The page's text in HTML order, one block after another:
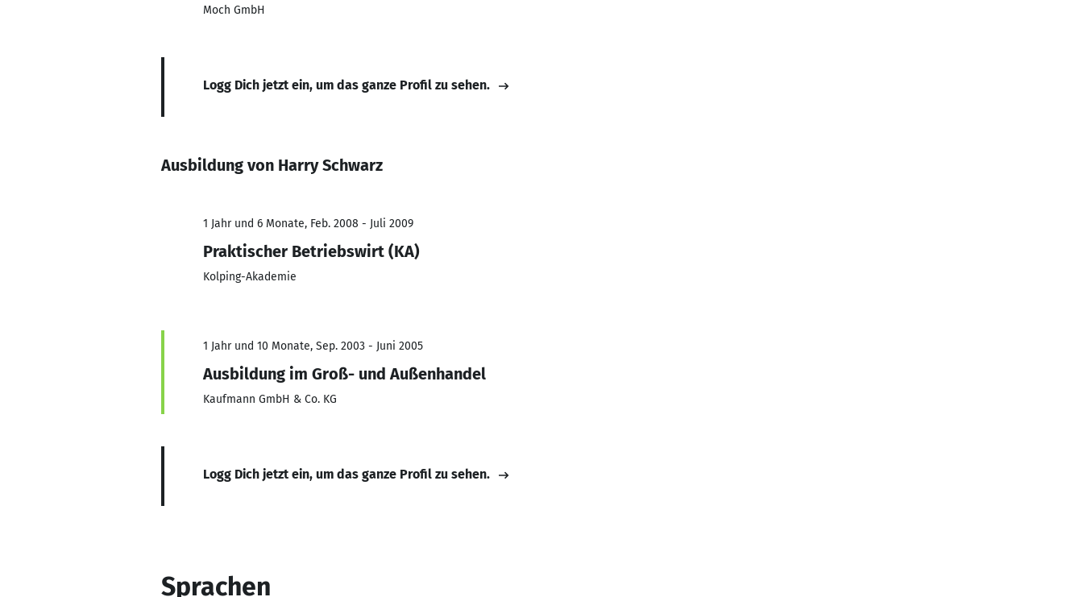
Moch GmbH
Logg Dich jetzt ein, um das ganze Profil zu sehen.
Ausbildung von Harry Schwarz
1 Jahr und 6 Monate, Feb. 2008 - Juli 2009
Praktischer Betriebswirt (KA)
Kolping-Akademie
1 Jahr und 10 Monate, Sep. 2003 - Juni 2005
Ausbildung im Groß- und Außenhandel
Kaufmann GmbH & Co. KG
Logg Dich jetzt ein, um das ganze Profil zu sehen.
Sprachen